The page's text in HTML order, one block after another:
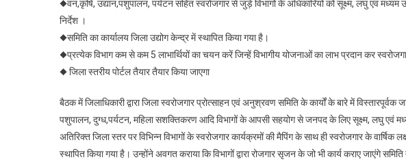
◆वन,कृषि, उद्यान,पशुपालन, पर्यटन सहित स्वरोजगार से जुड़े विभागों के अधिकारियों को सूक्ष्म, लघु एवं मध्यम
निर्देश ।
◆समिति का कार्यालय जिला उद्योग केन्द्र में स्थापित किया गया है।
◆प्रत्येक विभाग कम से कम 5 लाभार्थियों का चयन करें जिन्हें विभागीय योजनाओं का लाभ प्रदान कर
◆ जिला स्तरीय पोर्टल तैयार तैयार किया जाएगा
बैठक में जिलाधिकारी द्वारा जिला स्वरोजगार प्रोत्साहन एवं अनुश्रवण समिति के कार्यों के बारे में
पशुपालन, दुग्ध,पर्यटन, महिला सशक्तिकरण आदि विभागों के आपसी सहयोग से जनपद के लिए सूक्ष्म, लघु एवं
अतिरिक्त जिला स्तर पर विभिन्न विभागों के स्वरोजगार कार्यक्रमों की मैपिंग के साथ ही स्वरोजगार के वार्षिक
स्थापित किया गया है। उन्होंने अवगत कराया कि विभागों द्वारा रोजगार सृजन के जो भी कार्य कराए जाएंगे